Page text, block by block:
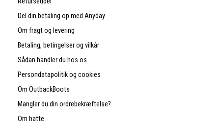
Del din betaling op med Anyday
Om fragt og levering
Betaling, betingelser og vilkår
Sådan handler du hos os
Persondatapolitik og cookies
Om OutbackBoots
Mangler du din ordrebekræftelse?
Om hatte